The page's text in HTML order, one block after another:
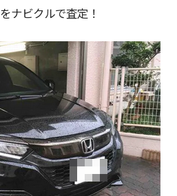
ナビクルで査定！